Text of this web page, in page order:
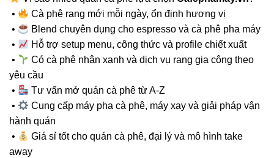
•
Cà phê rang mới mỗi ngày, ổn định hương vị
•
Blend chuyên dụng cho espresso và cà phê pha máy
•
Hỗ trợ setup menu, công thức và profile chiết xuất
•
Có cà phê nhân xanh và dịch vụ rang gia công theo
yêu cầu
•
Tư vấn mở quán cà phê từ A-Z
•
Cung cấp máy pha cà phê, máy xay và giải pháp vận
hành quán
•
Giá sỉ tốt cho quán cà phê, đại lý và mô hình take
away